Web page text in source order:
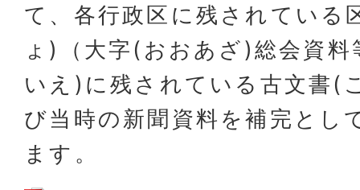
て、各行政区に残されている
ょ)（大字(おおあざ)総会資
いえ)に残されている古文書(
び当時の新聞資料を補完とし
ます。